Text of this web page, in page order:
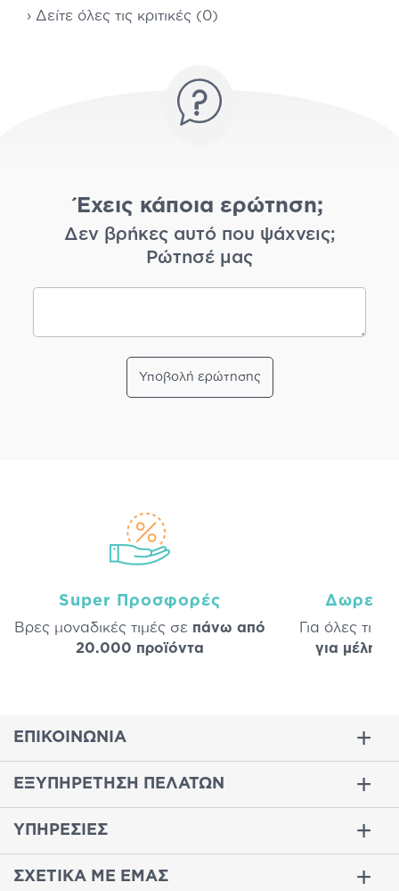
› Δείτε όλες τις κριτικές (0)
Έχεις κάποια ερώτηση;
Δεν βρήκες αυτό που ψάχνεις;
Ρώτησέ μας
Υποβολή ερώτησης
Super Προσφορές
Βρες μοναδικές τιμές σε πάνω από
20.000 προϊόντα
Δωρεάν
Για όλες τις
για μέλη
ΕΠΙΚΟΙΝΩΝΙΑ
ΕΞΥΠΗΡΕΤΗΣΗ ΠΕΛΑΤΩΝ
ΥΠΗΡΕΣΙΕΣ
ΣΧΕΤΙΚΑ ΜΕ ΕΜΑΣ